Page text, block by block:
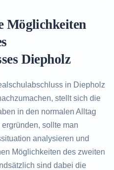
Erwerb des
in Diepholz
Möglichkeiten
Diepholz
in Diepholz
stellt sich die
in den normalen Alltag
sollte man
analysieren und
Möglichkeiten des zweiten
sind dabei die